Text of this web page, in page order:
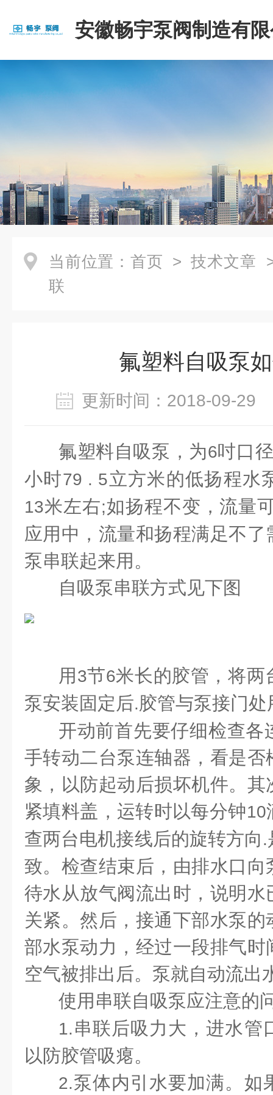
安徽畅宇泵阀制造有
当前位置： 首页 > 技术文章
联
氟塑料自吸泵
更新时间：2018-09-
氟塑料自吸泵 ，为6吋口
小时79 . 5立方米的低扬程水
13米左右;如扬程不变，流量
应用中，流量和扬程满足不
泵串联起来用。
自吸泵串联方式见下图
用 3节6米长的胶管，将两
泵安装固定后.胶管与泵接门
开动前首先要仔细检查各
手转动二台泵连轴器，看是
象，以防起动后损坏机件。
紧填料盖，运转时以每分钟10
查两台电机接线后的旋转方向 .
致。检查结束后，由排水口
待水从放气阀流出时，说明
关紧。然后，接通下部水泵
部水泵动力，经过一段排气
空气被排出后。泵就自动流出
使用串联自吸泵应注意的
1.串联后吸力大，进水管
以防胶管吸瘪。
2.泵体内引水要加满。如